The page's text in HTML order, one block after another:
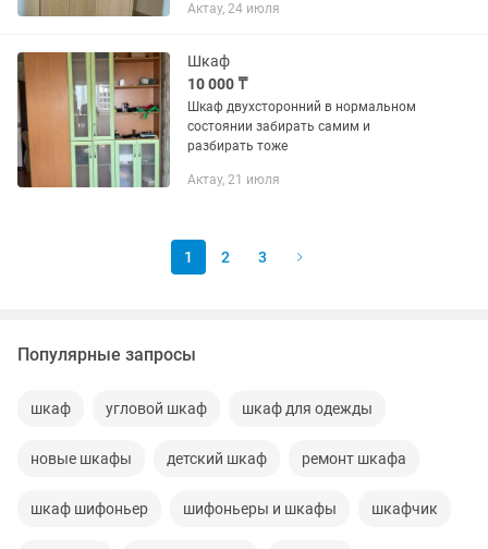
Актау, 24 июля
Шкаф
10 000 ₸
Шкаф двухсторонний в нормальном
состоянии забирать самим и
разбирать тоже
Актау, 21 июля
1 2 3
Популярные запросы
шкаф угловой шкаф шкаф для одежды
новые шкафы детский шкаф ремонт шкафа
шкаф шифоньер шифоньеры и шкафы шкафчик